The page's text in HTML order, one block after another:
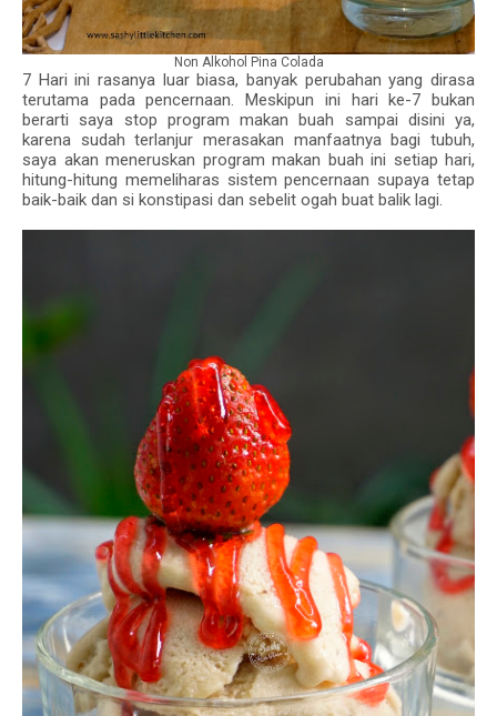
Non Alkohol Pina Colada
7 Hari ini rasanya luar biasa, banyak perubahan yang dirasa
terutama pada pencernaan. Meskipun ini hari ke-7 bukan
berarti saya stop program makan buah sampai disini ya,
karena sudah terlanjur merasakan manfaatnya bagi tubuh,
saya akan meneruskan program makan buah ini setiap hari,
hitung-hitung memeliharas sistem pencernaan supaya tetap
baik-baik dan si konstipasi dan sebelit ogah buat balik lagi.